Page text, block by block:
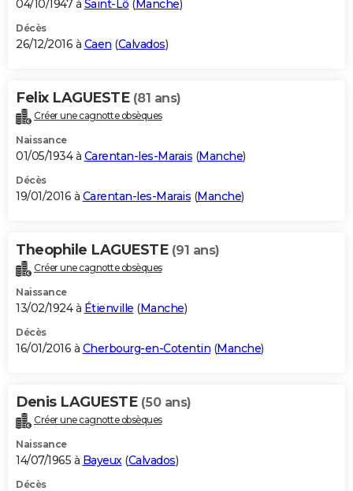
04/10/1947 à Saint-Lô ( Manche)
Décès
26/12/2016 à Caen (Calvados)
Felix LAGUESTE (81 ans)
Créer une cagnotte obsèques
Naissance
01/05/1934 à Carentan-les-Marais (Manche)
Décès
19/01/2016 à Carentan-les-Marais (Manche)
Theophile LAGUESTE (91 ans)
Créer une cagnotte obsèques
Naissance
13/02/1924 à Étienville (Manche)
Décès
16/01/2016 à Cherbourg-en-Cotentin (Manche)
Denis LAGUESTE (50 ans)
Créer une cagnotte obsèques
Naissance
14/07/1965 à Bayeux(Calvados)
Décès